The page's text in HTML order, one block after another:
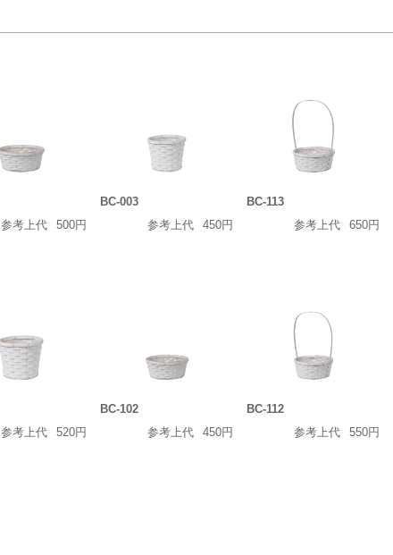
参考上代
500円
BC-003
参考上代
450円
BC-113
参考上代
650円
参考上代
520円
BC-102
参考上代
450円
BC-112
参考上代
550円